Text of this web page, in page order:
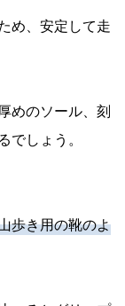
め、安定して走
めのソール、刻
でしょう。
歩き用の靴のよ